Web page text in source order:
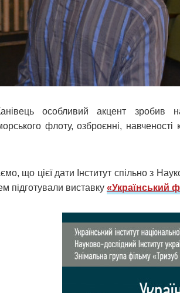
особливий акцент зробив
флоту, озброєнні,
що цієї дати Інститут спільно з
підготували виставку «Український